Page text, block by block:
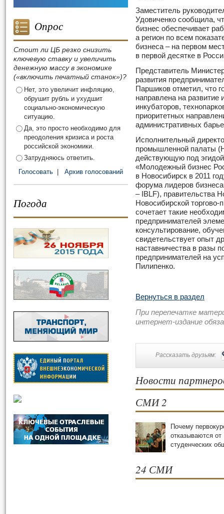
Опрос
Стоит ли ЦБ резко снизить
ключевую ставку и увеличить
денежную массу в экономике
(«включить печатный станок»)?
Нет, это увеличит инфляцию,
обрушит рубль и ухудшит
социально-экономическую
ситуацию.
Да, это просто необходимо для
преодоления кризиса и роста
российской экономики.
Затрудняюсь ответить.
Голосовать
Архив голосований
Погода
Заместитель
Удовиченко сообщила,
бизнес обеспечивает
а регион по всем
бизнеса – на первом
в первой десятке в
Представитель
развития
Паршиков отметил, что
направлена на
инкубаторов,
приоритетных
административных
Исполнительный
промышленной палаты
действующую под
«Молодежный бизнес
в Новосибирск в 2011
форума лидеров
– IBLF), правительства
Новосибирской
сочетает такие
предпринимателей
консультирование,
свидетельствует опыт
наставничества в разы
предпринимателей на
Пилипенко.
Вернуться в раздел
При перепечатке
интернет-издание
Рассказать друзьям:
Новости
СМИ 2
Почему
отказываются от
студенческих
24 СМИ